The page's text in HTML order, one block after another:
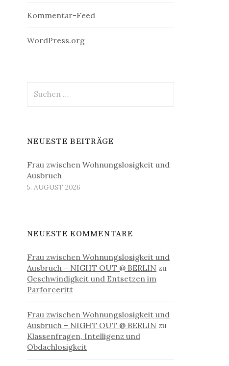
Kommentar-Feed
WordPress.org
nach:
NEUESTE BEITRÄGE
Frau zwischen Wohnungslosigkeit und
Ausbruch
5. AUGUST 2026
NEUESTE KOMMENTARE
Frau zwischen Wohnungslosigkeit und
Ausbruch – NIGHT OUT @ BERLIN zu
Geschwindigkeit und Entsetzen im
Parforceritt
Frau zwischen Wohnungslosigkeit und
Ausbruch – NIGHT OUT @ BERLIN zu
Klassenfragen, Intelligenz und
Obdachlosigkeit